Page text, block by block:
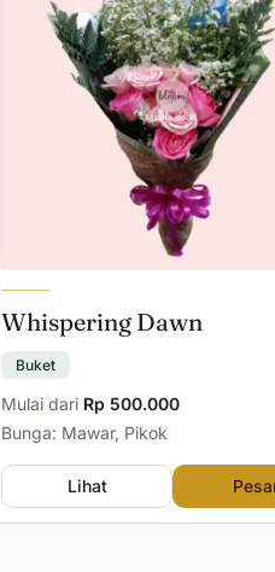
Whispering Dawn
Buket
Mulai dari Rp 500.000
Bunga: Mawar, Pikok
Lihat